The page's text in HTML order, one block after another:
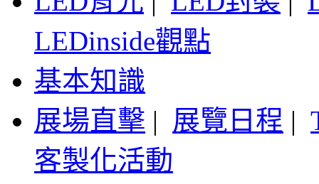
LEDinside觀點
基本知識
展場直擊 | 展覽日程 |
客製化活動